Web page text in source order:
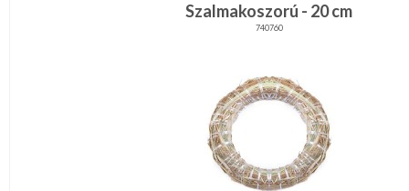
Szalmakoszorú - 20 cm
740760